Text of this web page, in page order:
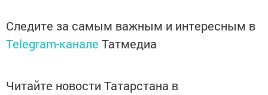
Следите за самым важным и интересным в
Telegram-канале Татмедиа
Читайте новости Татарстана в